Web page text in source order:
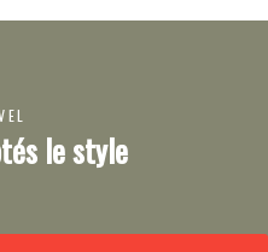
le style